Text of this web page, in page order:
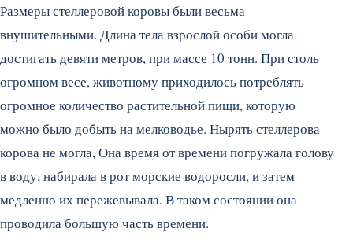
Размеры стеллеровой коровы были весьма
внушительными. Длина тела взрослой особи могла
достигать девяти метров, при массе 10 тонн. При столь
огромном весе, животному приходилось потреблять
огромное количество растительной пищи, которую
можно было добыть на мелководье. Нырять стеллерова
корова не могла, Она время от времени погружала голову
в воду, набирала в рот морские водоросли, и затем
медленно их пережевывала. В таком состоянии она
проводила большую часть времени.